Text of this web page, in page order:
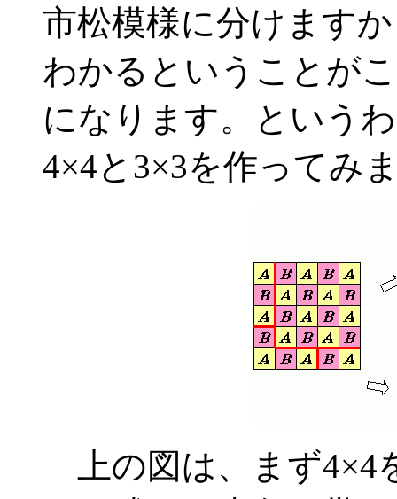
市松模様に分けます
わかるということが
になります。という
4×4と3×3を作ってみ
上の図は、まず4×4